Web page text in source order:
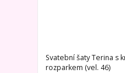
Svatební šaty Terina s
rozparkem (vel. 46)